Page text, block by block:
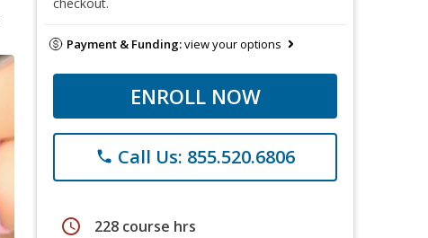
Payment & Funding:view your options
ENROLL NOW
phone Call Us: 855.520.6806
schedule 228 course hrs